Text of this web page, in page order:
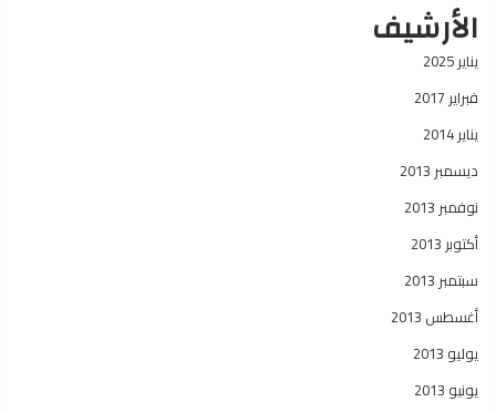
الأرشيف
يناير 2025
فبراير 2017
يناير 2014
ديسمبر 2013
نوفمبر 2013
أكتوبر 2013
سبتمبر 2013
أغسطس 2013
يوليو 2013
يونيو 2013